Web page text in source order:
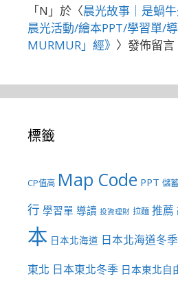
「N 」於〈晨光故事｜是蝸
晨光活動/繪本PPT/學習單/
MURMUR」經》 〉發佈留言
標籤
CP值高 Map Code PPT 儲蓄
行 學習單 導讀 投資理財 拉麵 推薦
本 日本北海道 日本北海道冬季
東北 日本東北冬季 日本東北自